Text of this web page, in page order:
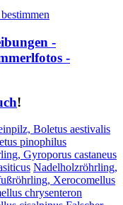
-
-
!
Boletus aestivalis
pinophilus
Gyroporus castaneus
Nadelholzröhrling,
Xerocomellus
chrysenteron